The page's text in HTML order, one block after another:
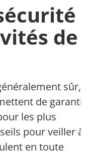
de
sûr,
de garantir
les plus
pour veiller à
en toute